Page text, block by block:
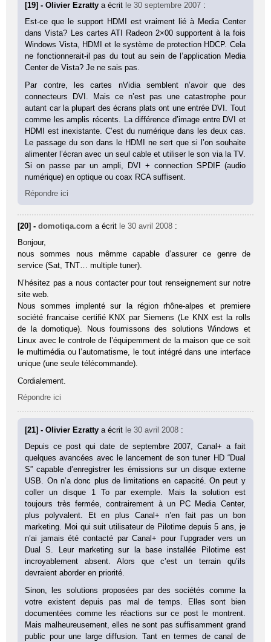
[19] - Olivier Ezrattya écrit le 30 septembre 2007 :
Est-ce que le support HDMI est vraiment lié à Media Center
dans Vista? Les cartes ATI Radeon 2×00 supportent à la fois
Windows Vista, HDMI et le système de protection HDCP. Cela
ne fonctionnerait-il pas du tout au sein de l’application Media
Center de Vista? Je ne sais pas.
Par contre, les cartes nVidia semblent n’avoir que des
connecteurs DVI. Mais ce n’est pas une catastrophe pour
autant car la plupart des écrans plats ont une entrée DVI. Tout
comme les amplis récents. La différence d’image entre DVI et
HDMI est inexistante. C’est du numérique dans les deux cas.
Le passage du son dans le HDMI ne sert que si l’on souhaite
alimenter l’écran avec un seul cable et utiliser le son via la TV.
Si on passe par un ampli, DVI + connection SPDIF (audio
numérique) en optique ou coax RCA suffisent.
Répondre ici
[20] -domotiqa.com a écrit le 30 avril 2008 :
Bonjour,
nous sommes nous mêmme capable d’assurer ce genre de
service (Sat, TNT… multiple tuner).
N’hésitez pas a nous contacter pour tout renseignement sur notre
site web.
Nous sommes implenté sur la région rhône-alpes et premiere
société francaise certifié KNX par Siemens (Le KNX est la rolls
de la domotique). Nous fournissons des solutions Windows et
Linux avec le controle de l’équipemment de la maison que ce soit
le multimédia ou l’automatisme, le tout intégré dans une interface
unique (une seule télécommande).
Cordialement.
Répondre ici
[21] - Olivier Ezrattya écrit le 30 avril 2008 :
Depuis ce post qui date de septembre 2007, Canal+ a fait
quelques avancées avec le lancement de son tuner HD “Dual
S” capable d’enregistrer les émissions sur un disque externe
USB. On n’a donc plus de limitations en capacité. On peut y
coller un disque 1 To par exemple. Mais la solution est
toujours très fermée, contrairement à un PC Media Center,
plus polyvalent. Et en plus Canal+ n’en fait pas un bon
marketing. Moi qui suit utilisateur de Pilotime depuis 5 ans, je
n’ai jamais été contacté par Canal+ pour l’upgrader vers un
Dual S. Leur marketing sur la base installée Pilotime est
incroyablement absent. Alors que c’est un terrain qu’ils
devraient aborder en priorité.
Sinon, les solutions proposées par des sociétés comme la
votre existent depuis pas mal de temps. Elles sont bien
documentées comme les réactions sur ce post le montrent.
Mais malheureusement, elles ne sont pas suffisamment grand
public pour une large diffusion. Tant en termes de canal de